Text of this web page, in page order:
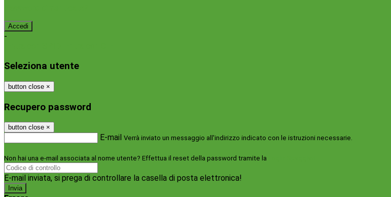
-
Seleziona utente
button close ×
Recupero password
button close ×
E-mail Verrà inviato un messaggio all'indirizzo indicato con le istruzioni necessarie.
Non hai una e-mail associata al nome utente? Effettua il reset della password tramite la
E-mail inviata, si prega di controllare la casella di posta elettronica!